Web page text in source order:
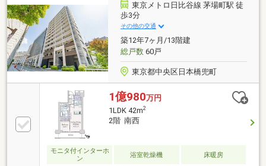
東京メトロ日比谷線 茅場町駅 徒
歩3分
その他の交通
築12年7ヶ月/13階建
総戸数60戸
東京都中央区日本橋兜町
1億980万円
1LDK 42m2
2階 南西
モニタ付インターホ
ン
浴室乾燥機 床暖房